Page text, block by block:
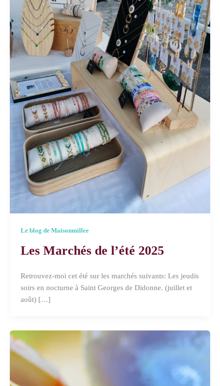
Le blog de Maisonmillee
Les Marchés de l’été 2025
Retrouvez-moi cet été sur les marchés suivants: Les jeudis
soirs en nocturne à Saint Georges de Didonne. (juillet et
août) […]